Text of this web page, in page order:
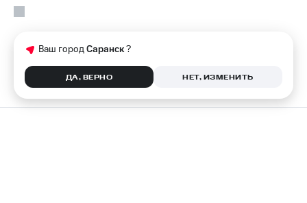
Ваш городСаранск?
ДА, ВЕРНО НЕТ, ИЗМЕНИТЬ